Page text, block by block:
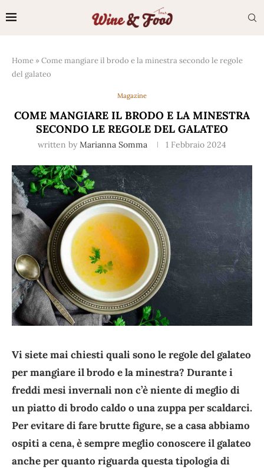
Home »Come mangiare il brodo e la minestra secondo le regole
del galateo
Magazine
COME MANGIARE IL BRODO E LA MINESTRA
SECONDO LE REGOLE DEL GALATEO
written by Marianna Somma 1 Febbraio 2024
Vi siete mai chiesti quali sono le regole del galateo
per mangiare il brodo e la minestra? Durante i
freddi mesi invernali non c’è niente di meglio di
un piatto di brodo caldo o una zuppa per scaldarci.
Per evitare di fare brutte figure, se a casa abbiamo
ospiti a cena, è sempre meglio conoscere il galateo
anche per quanto riguarda questa tipologia di